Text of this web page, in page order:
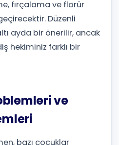
fırçalama ve florür
Düzenli
ayda bir önerilir, ancak
hekiminiz farklı bir
ve
bazı çocuklar